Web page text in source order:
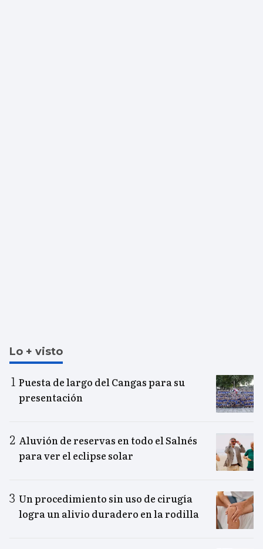
Lo + visto
Puesta de largo del Cangas para su
presentación
Aluvión de reservas en todo el Salnés
para ver el eclipse solar
Un procedimiento sin uso de cirugía
logra un alivio duradero en la rodilla